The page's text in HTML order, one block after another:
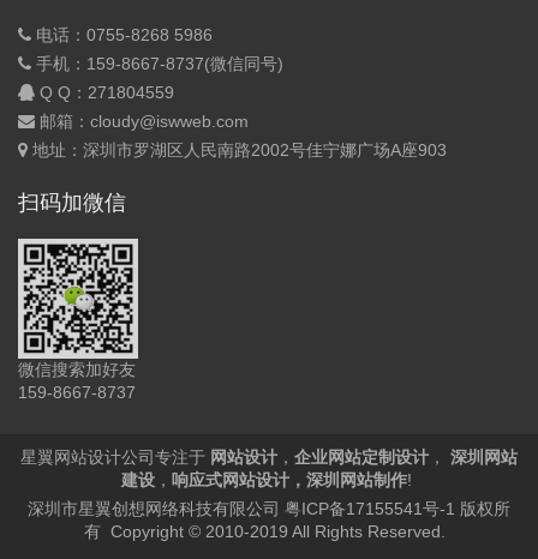
电话：0755-8268 5986
手机：159-8667-8737(微信同号)
Q Q： 271804559
邮箱：cloudy@iswweb.com
地址：深圳市罗湖区人民南路2002号佳宁娜广场A座903
扫码加微信
微信搜索加好友
159-8667-8737
星翼网站设计公司专注于 网站设计 ， 企业网站定制设计 ，
深圳网站
建设 ， 响应式网站设计 ， 深圳网站制作!
深圳市星翼创想网络科技有限公司 粤ICP备17155541号-1 版权所
有 Copyright © 2010-2019 All Rights Reserved.